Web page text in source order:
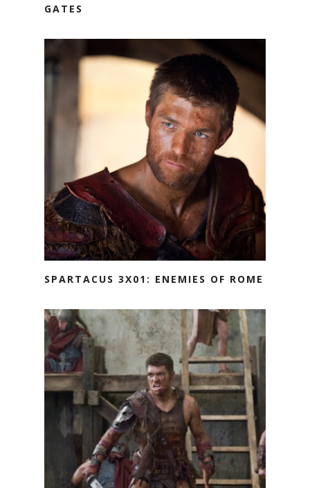
GATES
SPARTACUS 3X01: ENEMIES OF ROME